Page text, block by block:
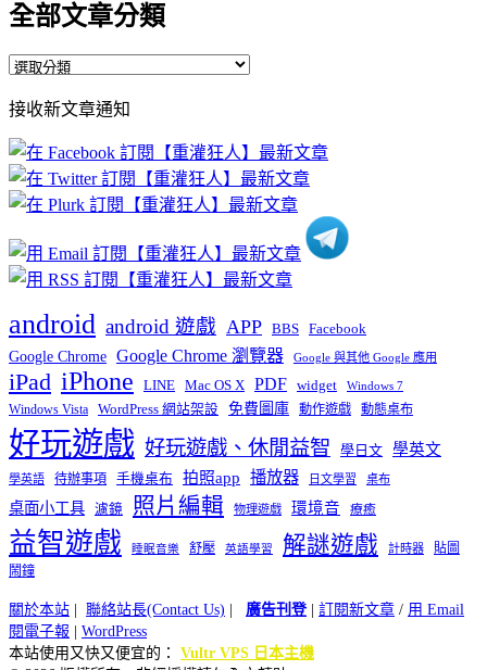
全部文章分類
全
文
章
分
類
接收新文章通知
android android 遊戲 APP BBS Facebook
Google Chrome Google Chrome 瀏覽器 Google 與其他 Google 應用
iPad iPhone LINE Mac OS X PDF widget Windows 7
Windows Vista WordPress 網站架設 免費圖庫 動作遊戲 動態桌布
好玩遊戲 好玩遊戲、休閒益智 學日文 學英文
學英語 待辦事項 手機桌布 拍照app 播放器 日文學習 桌布
桌面小工具 濾鏡 照片編輯 物理遊戲 環境音 療癒
益智遊戲 睡眠音樂 舒壓 英語學習 解謎遊戲 計時器
貼圖
鬧鐘
關於本站 | 聯絡站長(Contact Us) | 廣告刊登| 訂閱新文章 / 用 Email
閱電子報 | WordPress
本站使用又快又便宜的： Vultr VPS 日本主機